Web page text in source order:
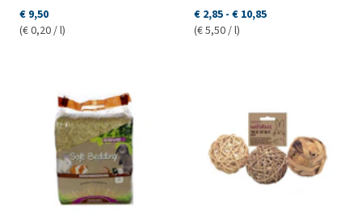
€ 9,50
(€ 0,20 / l)
€ 2,85 - € 10,85
(€ 5,50 / l)